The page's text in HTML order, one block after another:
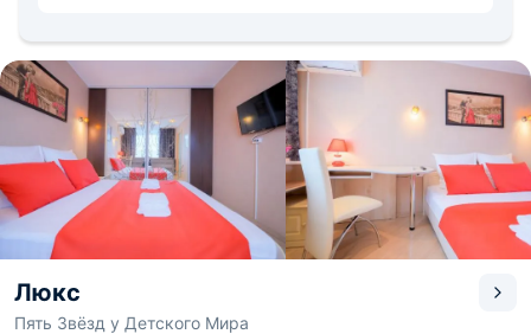
Люкс
Пять Звёзд у Детского Мира